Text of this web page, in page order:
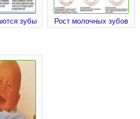
зубы Рост молочных зубов